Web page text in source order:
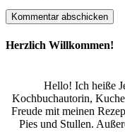
Herzlich Willkommen!
Hello! Ich heiße
Kochbuchautorin,
Freude mit meinen
Pies und Stullen.